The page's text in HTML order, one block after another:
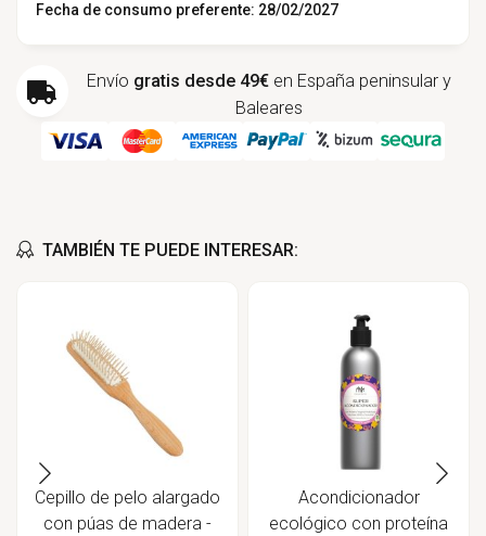
Fecha de consumo preferente: 28/02/2027
Envío gratis desde 49€ en España peninsular y
Baleares
TAMBIÉN TE PUEDE INTERESAR:
Cepillo de pelo alargado
con púas de madera -
Acondicionador
ecológico con proteína